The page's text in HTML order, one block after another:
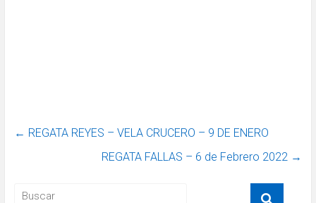
← REGATA REYES – VELA CRUCERO – 9 DE ENERO
REGATA FALLAS – 6 de Febrero 2022 →